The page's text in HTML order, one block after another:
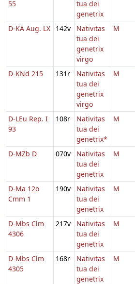
55
tua dei
genetrix
D-KA Aug. LX 142v
Nativitas
tua dei
genetrix
virgo
M
D-KNd 215 131r
Nativitas
tua dei
genetrix
virgo
M
D-LEu Rep. I
93
108r
Nativitas
tua dei
genetrix*
M
D-MZb D 070v
Nativitas
tua dei
genetrix
M
D-Ma 12o
Cmm 1
190v
Nativitas
tua dei
genetrix
M
D-Mbs Clm
4306
217v
Nativitas
tua dei
genetrix
M
D-Mbs Clm
4305
168r
Nativitas
tua dei
genetrix
M